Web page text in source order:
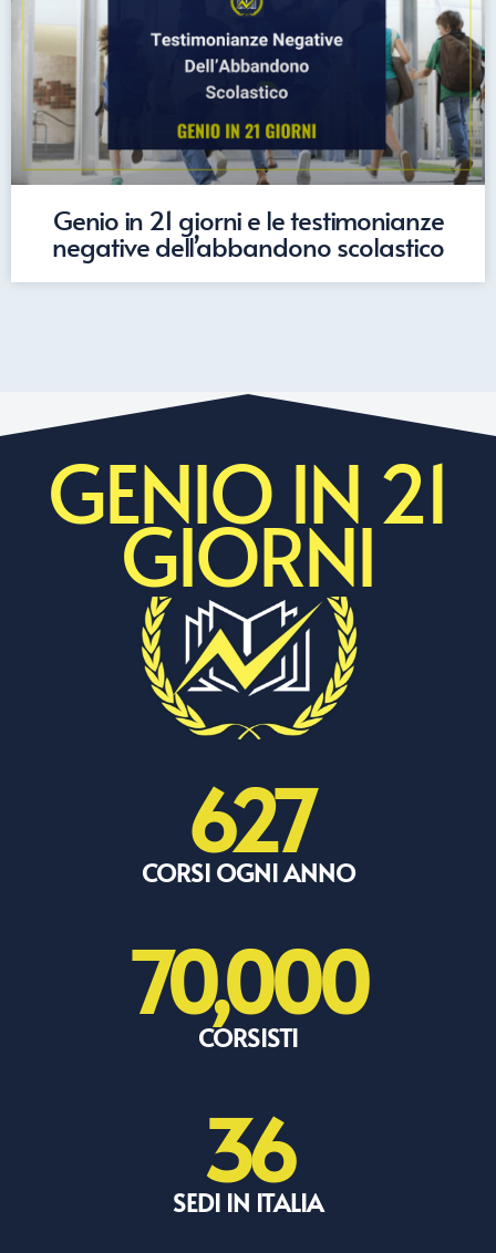
Genio in 21 giorni e le testimonianze
negative dell’abbandono scolastico
GENIO IN 21
GIORNI
CORSI OGNI ANNO
627
CORSISTI
70,000
SEDI IN ITALIA
36